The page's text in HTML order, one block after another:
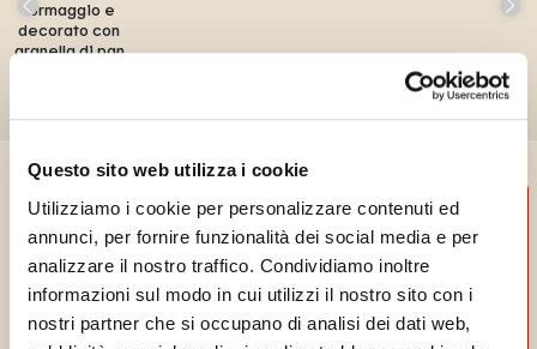
Questo sito web utilizza i cookie
Utilizziamo i cookie per personalizzare contenuti ed
annunci, per fornire funzionalità dei social media e per
analizzare il nostro traffico. Condividiamo inoltre
informazioni sul modo in cui utilizzi il nostro sito con i
nostri partner che si occupano di analisi dei dati web,
formaggio e
decorato con
granella di pan